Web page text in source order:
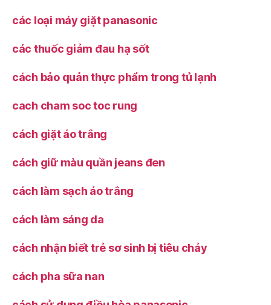
các loại máy giặt panasonic
các thuốc giảm đau hạ sốt
cách bảo quản thực phẩm trong tủ lạnh
cach cham soc toc rung
cách giặt áo trắng
cách giữ màu quần jeans đen
cách làm sạch áo trắng
cách làm sáng da
cách nhận biết trẻ sơ sinh bị tiêu chảy
cách pha sữa nan